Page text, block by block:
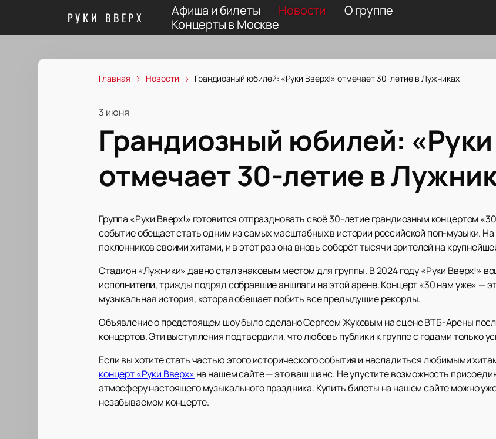
РУКИ ВВЕРХ Афиша и билеты Новости
О группе
Концерты в Москве
Главная Новости Грандиозный юбилей: «Руки Вверх!» отмечает 30-летие в Лужниках
3 июня
Грандиозный юбилей:
отмечает 30-летие в
Группа «Руки Вверх!» готовится отпраздновать своё 30-летие грандиозным концертом
событие обещает стать одним из самых масштабных в истории российской поп-музыки.
поклонников своими хитами, и в этот раз она вновь соберёт тысячи зрителей на
Стадион «Лужники» давно стал знаковым местом для группы. В 2024 году «Руки Вверх!»
исполнители, трижды подряд собравшие аншлаги на этой арене. Концерт «30 нам уже» —
музыкальная история, которая обещает побить все предыдущие рекорды.
Объявление о предстоящем шоу было сделано Сергеем Жуковым на сцене ВТБ-Арены
концертов. Эти выступления подтвердили, что любовь публики к группе с годами только
Если вы хотите стать частью этого исторического события и насладиться любимыми
концерт «Руки Вверх» на нашем сайте — это ваш шанс. Не упустите возможность
атмосферу настоящего музыкального праздника. Купить билеты на нашем сайте можно
незабываемом концерте.